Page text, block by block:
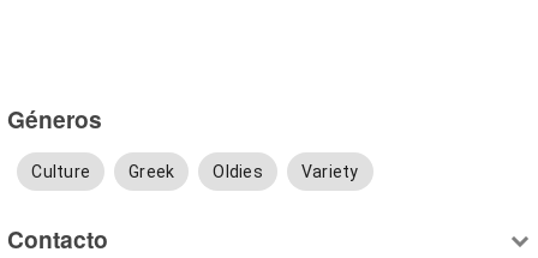
Géneros
Culture Greek Oldies Variety
Contacto